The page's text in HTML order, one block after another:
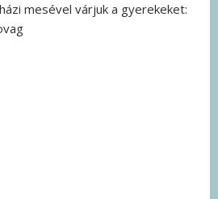
mesével várjuk a gyerekeket: